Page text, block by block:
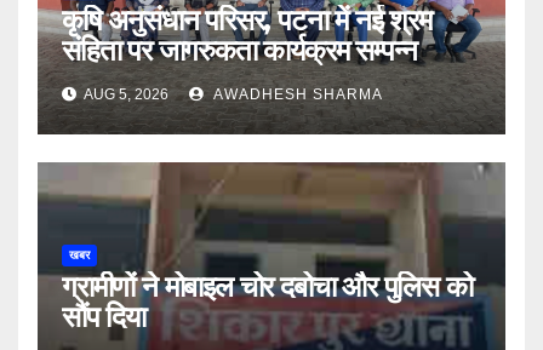
कृषि अनुसंधान परिसर, पटना में नई श्रम
संहिता पर जागरुकता कार्यक्रम सम्पन्न
AUG 5, 2026 AWADHESH SHARMA
खबर
ग्रामीणों ने मोबाइल चोर दबोचा और पुलिस को
सौंप दिया